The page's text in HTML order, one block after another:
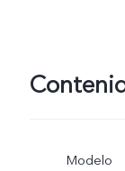
Modelo